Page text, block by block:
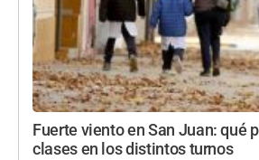
Fuerte viento en San Juan: qué
clases en los distintos turnos